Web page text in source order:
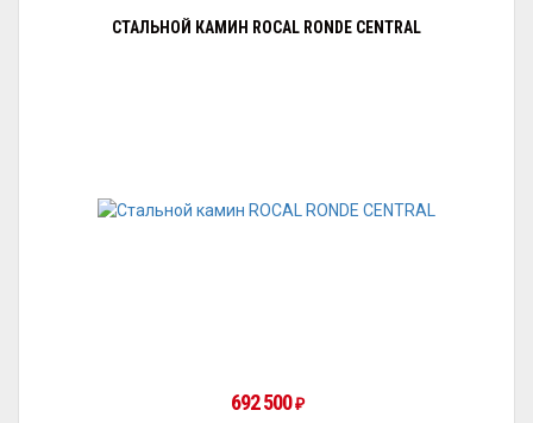
СТАЛЬНОЙ КАМИН ROCAL RONDE CENTRAL
692 500₽